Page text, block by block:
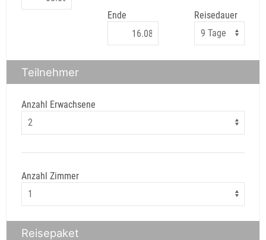
Ende Reisedauer
Teilnehmer
Anzahl Erwachsene
Anzahl Zimmer
Reisepaket